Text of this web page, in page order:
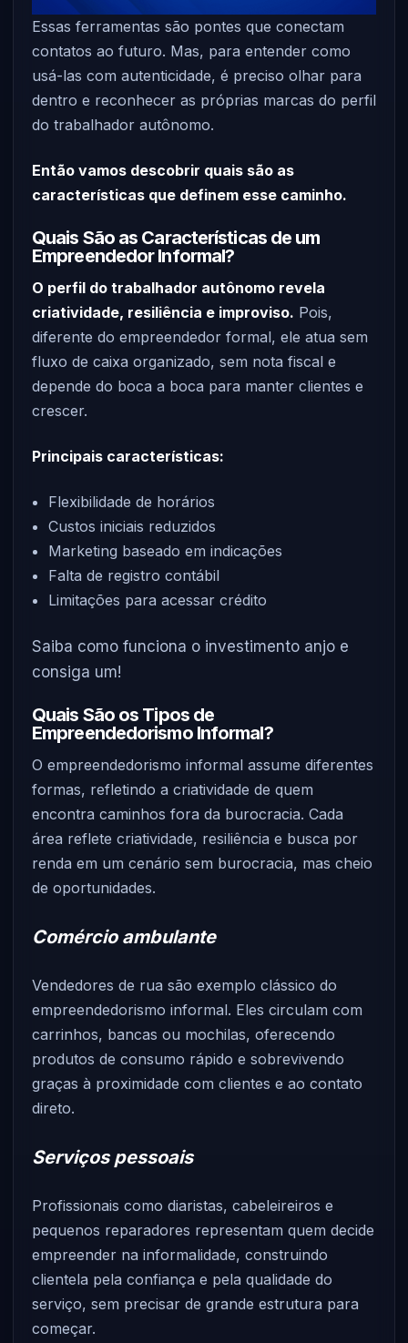
Essas ferramentas são pontes que conectam
contatos ao futuro. Mas, para entender como
usá-las com autenticidade, é preciso olhar para
dentro e reconhecer as próprias marcas do perfil
do trabalhador autônomo.
Então vamos descobrir quais são as
características que definem esse caminho.
Quais São as Características de um
Empreendedor Informal?
O perfil do trabalhador autônomo revela
criatividade, resiliência e improviso. Pois,
diferente do empreendedor formal, ele atua sem
fluxo de caixa organizado, sem nota fiscal e
depende do boca a boca para manter clientes e
crescer.
Principais características:
Flexibilidade de horários
Custos iniciais reduzidos
Marketing baseado em indicações
Falta de registro contábil
Limitações para acessar crédito
Saiba como funciona o investimento anjo e
consiga um!
Quais São os Tipos de
Empreendedorismo Informal?
O empreendedorismo informal assume diferentes
formas, refletindo a criatividade de quem
encontra caminhos fora da burocracia. Cada
área reflete criatividade, resiliência e busca por
renda em um cenário sem burocracia, mas cheio
de oportunidades.
Comércio ambulante
Vendedores de rua são exemplo clássico do
empreendedorismo informal. Eles circulam com
carrinhos, bancas ou mochilas, oferecendo
produtos de consumo rápido e sobrevivendo
graças à proximidade com clientes e ao contato
direto.
Serviços pessoais
Profissionais como diaristas, cabeleireiros e
pequenos reparadores representam quem decide
empreender na informalidade, construindo
clientela pela confiança e pela qualidade do
serviço, sem precisar de grande estrutura para
começar.